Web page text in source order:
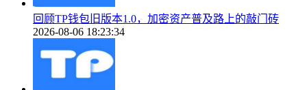
回顾TP钱包旧版本1.0，加密资产普及路上的敲门砖
2026-08-06 18:23:34